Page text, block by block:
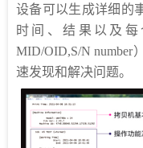
设备可以生成详细的
时间、结果以及
MID/OID,S/N
速发现和解决问题。